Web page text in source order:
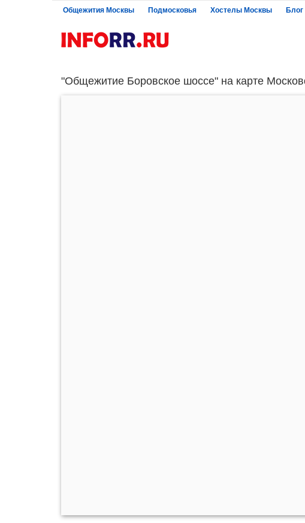
Общежития Москвы Подмосковья Хостелы Москвы Блог
"Общежитие Боровское шоссе" на карте